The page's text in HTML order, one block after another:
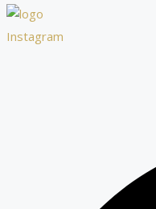
Instagram